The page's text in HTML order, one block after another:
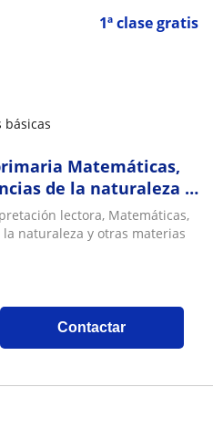
1ª clase gratis
básicas
Matemáticas,
de la naturaleza y
lectora, Matemáticas,
naturaleza y otras materias
Contactar